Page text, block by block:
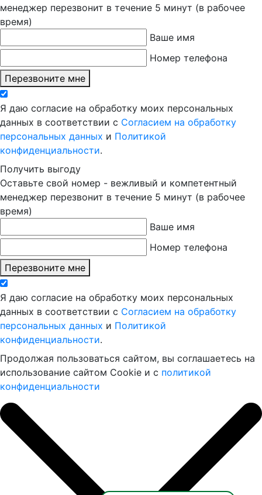
менеджер перезвонит в течение 5 минут (в рабочее
время)
Ваше имя
Номер телефона
Перезвоните мне
Я даю согласие на обработку моих персональных
данных в соответствии с Согласием на обработку
персональных данных и Политикой
конфиденциальности.
Получить выгоду
Оставьте свой номер - вежливый и компетентный
менеджер перезвонит в течение 5 минут (в рабочее
время)
Ваше имя
Номер телефона
Перезвоните мне
Я даю согласие на обработку моих персональных
данных в соответствии с Согласием на обработку
персональных данных и Политикой
конфиденциальности.
Продолжая пользоваться сайтом, вы соглашаетесь на
использование сайтом Cookie и с политикой
конфиденциальности